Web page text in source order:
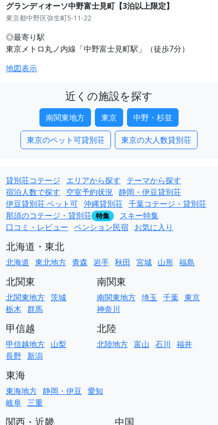
グランディオーソ中野富士見町【3泊以上限定】
東京都中野区弥生町5-11-22
◎最寄り駅
東京メトロ丸ノ内線「中野富士見町駅」（徒歩7分）
地図表示
近くの施設を探す
南関東地方 東京 中野・杉並
東京のペット可貸別荘 東京の大人数貸別荘
貸別荘コテージ エリアから探す
テーマから探す
宿泊人数で探す
空室予約状況 静岡・伊豆貸別荘
伊豆貸別荘 ペット可 沖縄貸別荘 千葉コテージ・貸別荘
那須のコテージ・貸別荘 特集
スキー特集
口コミ・レビュー ペンション民宿 お気に入り
北海道・東北
北海道 東北地方 青森 岩手 秋田 宮城 山形 福島
北関東
北関東地方 茨城
栃木 群馬
南関東
南関東地方 埼玉 千葉 東京
神奈川
甲信越
甲信越地方 山梨
長野
新潟
北陸
北陸地方 富山 石川 福井
東海
東海地方 静岡・伊豆 愛知
岐阜 三重
関西・近畿 中国